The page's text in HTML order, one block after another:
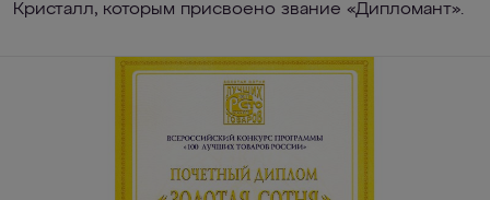
Кристалл, которым присвоено звание «Дипломант».